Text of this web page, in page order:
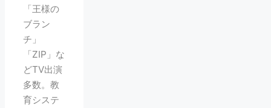
「王様の
ブラン
チ」
「ZIP」な
どTV出演
多数。教
育システ